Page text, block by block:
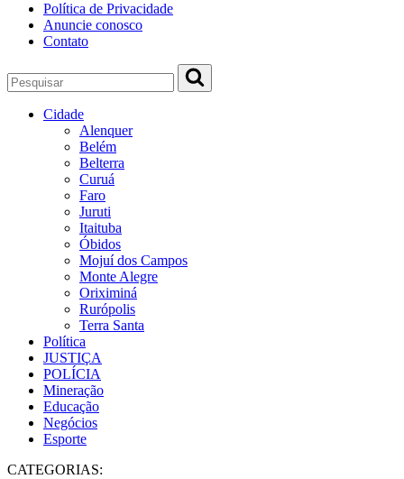
Política de Privacidade
Anuncie conosco
Contato
Cidade
Alenquer
Belém
Belterra
Curuá
Faro
Juruti
Itaituba
Óbidos
Mojuí dos Campos
Monte Alegre
Oriximiná
Rurópolis
Terra Santa
Política
JUSTIÇA
POLÍCIA
Mineração
Educação
Negócios
Esporte
CATEGORIAS: